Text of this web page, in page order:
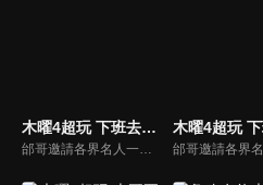
木曜4超玩 下班去吃飯
邰哥邀請各界名人一起吃飯聊天，與觀眾分享他們的故事。